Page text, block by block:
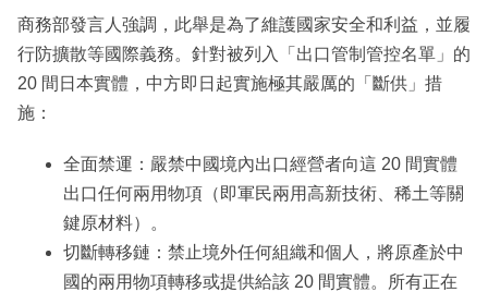
商務部發言人強調，此舉是為了維護國家安全和利益，並履
行防擴散等國際義務。針對被列入「出口管制管控名單」的
20 間日本實體，中方即日起實施極其嚴厲的「斷供」措
施：
全面禁運：嚴禁中國境內出口經營者向這 20 間實體
出口任何兩用物項（即軍民兩用高新技術、稀土等關
鍵原材料）。
切斷轉移鏈：禁止境外任何組織和個人，將原產於中
國的兩用物項轉移或提供給該 20 間實體。所有正在